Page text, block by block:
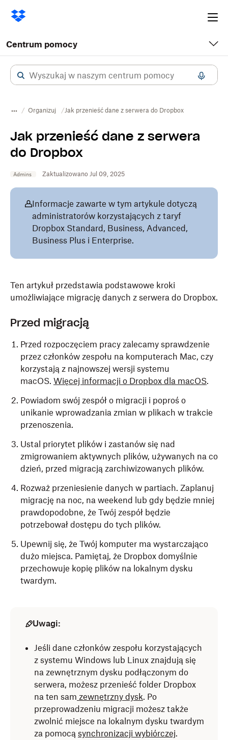
Centrum pomocy
Organizuj Jak przenieść dane z serwera do Dropbox
Jak przenieść dane z serwera
do Dropbox
Admins Zaktualizowano Jul 09, 2025
Informacje zawarte w tym artykule dotyczą
administratorów korzystających z taryf
Dropbox Standard, Business, Advanced,
Business Plus i Enterprise.
Ten artykuł przedstawia podstawowe kroki
umożliwiające migrację danych z serwera do Dropbox.
Przed migracją
Przed rozpoczęciem pracy zalecamy sprawdzenie
przez członków zespołu na komputerach Mac, czy
korzystają z najnowszej wersji systemu
macOS. Więcej informacji o Dropbox dla macOS.
Powiadom swój zespół o migracji i poproś o
unikanie wprowadzania zmian w plikach w trakcie
przenoszenia.
Ustal priorytet plików i zastanów się nad
zmigrowaniem aktywnych plików, używanych na co
dzień, przed migracją zarchiwizowanych plików.
Rozważ przeniesienie danych w partiach. Zaplanuj
migrację na noc, na weekend lub gdy będzie mniej
prawdopodobne, że Twój zespół będzie
potrzebował dostępu do tych plików.
Upewnij się, że Twój komputer ma wystarczająco
dużo miejsca. Pamiętaj, że Dropbox domyślnie
przechowuje kopię plików na lokalnym dysku
twardym.
Uwagi:
Jeśli dane członków zespołu korzystających
z systemu Windows lub Linux znajdują się
na zewnętrznym dysku podłączonym do
serwera, możesz przenieść folder Dropbox
na ten sam zewnętrzny dysk. Po
przeprowadzeniu migracji możesz także
zwolnić miejsce na lokalnym dysku twardym
za pomocą synchronizacji wybiórczej.